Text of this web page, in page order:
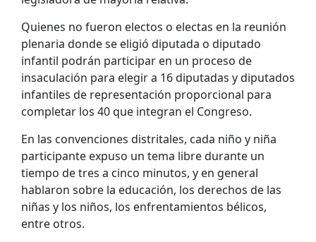
Quienes no fueron electos o electas en la reunión
plenaria donde se eligió diputada o diputado
infantil podrán participar en un proceso de
insaculación para elegir a 16 diputadas y diputados
infantiles de representación proporcional para
completar los 40 que integran el Congreso.
En las convenciones distritales, cada niño y niña
participante expuso un tema libre durante un
tiempo de tres a cinco minutos, y en general
hablaron sobre la educación, los derechos de las
niñas y los niños, los enfrentamientos bélicos,
entre otros.